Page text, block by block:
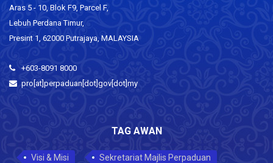
Aras 5 - 10, Blok F9, Parcel F,
Lebuh Perdana Timur,
Presint 1, 62000 Putrajaya, MALAYSIA
+603-8091 8000
pro[at]perpaduan[dot]gov[dot]my
TAG AWAN
Visi & Misi
Sekretariat Majlis Perpaduan